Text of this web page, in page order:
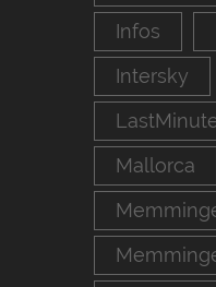
Infos
Intersky
Mallorca